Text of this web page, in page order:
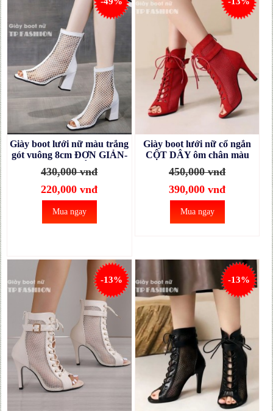
Giày boot lưới nữ màu trắng
gót vuông 8cm ĐƠN GIẢN-
mang NHẸ CHÂN thoải
mái đi bộ GBN22B
430,000 vnđ
220,000 vnđ
Mua ngay
Giày boot lưới nữ cổ ngắn
CỘT DÂY ôm chân màu
ĐỎ gót nhọn 10cm
GBN129C
450,000 vnđ
390,000 vnđ
Mua ngay
-13% -13%